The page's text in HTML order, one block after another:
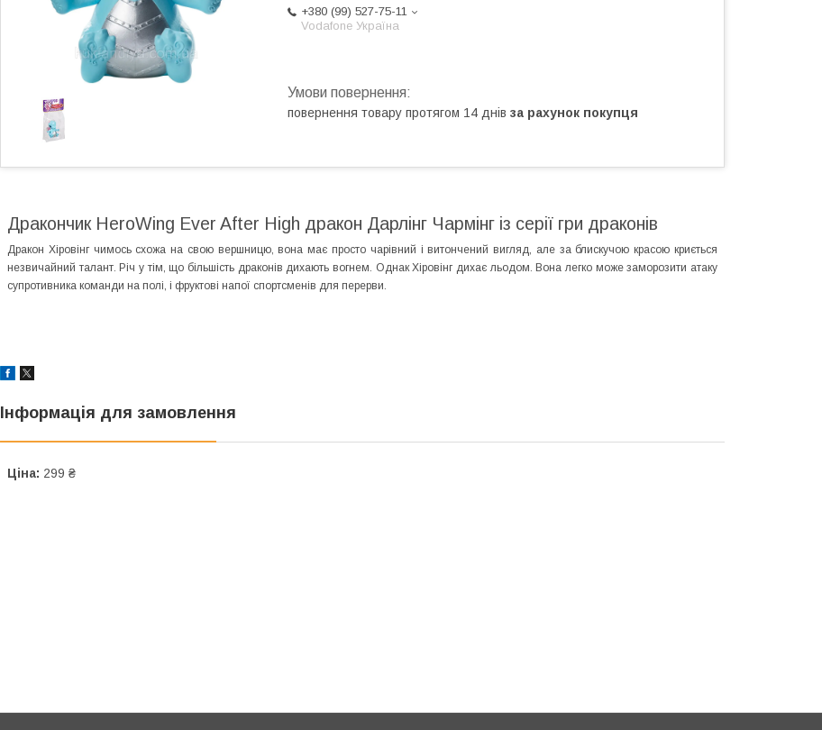
+380 (99) 527-75-11
Vodafone Україна
повернення товару протягом 14 днів за рахунок покупця
Дракончик HeroWing Ever After High дракон Дарлінг Чармінг із серії гри драконів
Дракон Хіровінг чимось схожа на свою вершницю, вона має просто чарівний і витончений вигляд, але за блискучою красою криється
незвичайний талант. Річ у тім, що більшість драконів дихають вогнем. Однак Хіровінг дихає льодом. Вона легко може заморозити атаку
супротивника команди на полі, і фруктові напої спортсменів для перерви.
Інформація для замовлення
Ціна: 299 ₴